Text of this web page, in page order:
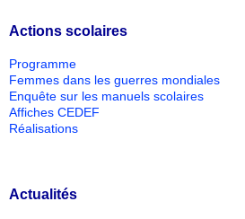
Actions scolaires
Programme
Femmes dans les guerres mondiales
Enquête sur les manuels scolaires
Affiches CEDEF
Réalisations
Actualités